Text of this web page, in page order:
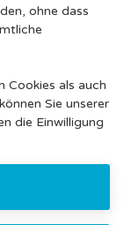
ohne dass
Cookies als auch
Sie unserer
die Einwilligung